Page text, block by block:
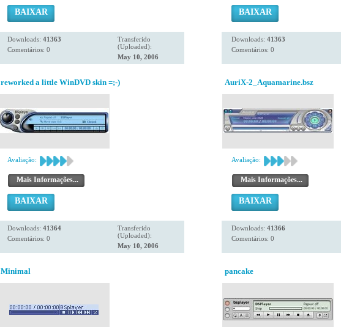
BAIXAR
Downloads: 41363
Comentários: 0
Transferido
(Uploaded):
May 10, 2006
BAIXAR
Downloads: 41363
Comentários: 0
reworked a little WinDVD skin =;-)
Avaliação:
Mais Informações...
BAIXAR
Downloads: 41364
Comentários: 0
Transferido
(Uploaded):
May 10, 2006
AuriX-2_Aquamarine.bsz
Avaliação:
Mais Informações...
BAIXAR
Downloads: 41366
Comentários: 0
Minimal pancake